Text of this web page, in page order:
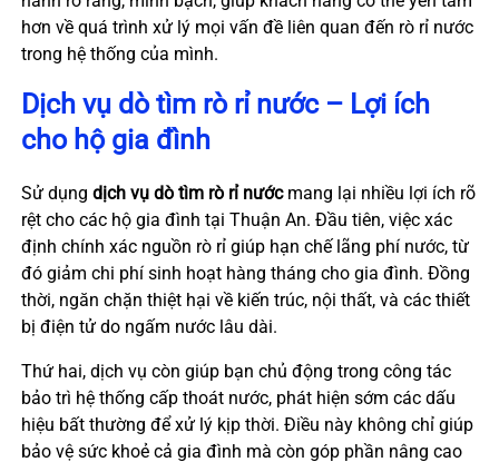
hơn về quá trình xử lý mọi vấn đề liên quan đến rò rỉ nước
trong hệ thống của mình.
Dịch vụ dò tìm rò rỉ nước – Lợi ích
cho hộ gia đình
Sử dụng dịch vụ dò tìm rò rỉ nướcmang lại nhiều lợi ích rõ
rệt cho các hộ gia đình tại Thuận An. Đầu tiên, việc xác
định chính xác nguồn rò rỉ giúp hạn chế lãng phí nước, từ
đó giảm chi phí sinh hoạt hàng tháng cho gia đình. Đồng
thời, ngăn chặn thiệt hại về kiến trúc, nội thất, và các thiết
bị điện tử do ngấm nước lâu dài.
Thứ hai, dịch vụ còn giúp bạn chủ động trong công tác
bảo trì hệ thống cấp thoát nước, phát hiện sớm các dấu
hiệu bất thường để xử lý kịp thời. Điều này không chỉ giúp
bảo vệ sức khoẻ cả gia đình mà còn góp phần nâng cao